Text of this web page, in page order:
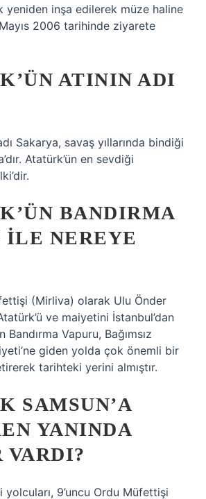
yeniden inşa edilerek müze haline
2006 tarihinde ziyarete
ATININ ADI
Sakarya, savaş yıllarında bindiği
Atatürk’ün en sevdiği
BANDIRMA
ILE NEREYE
(Mirliva) olarak Ulu Önder
ve maiyetini İstanbul’dan
Bandırma Vapuru, Bağımsız
giden yolda çok önemli bir
tarihteki yerini almıştır.
SAMSUN’A
YANINDA
yolcuları, 9’uncu Ordu Müfettişi